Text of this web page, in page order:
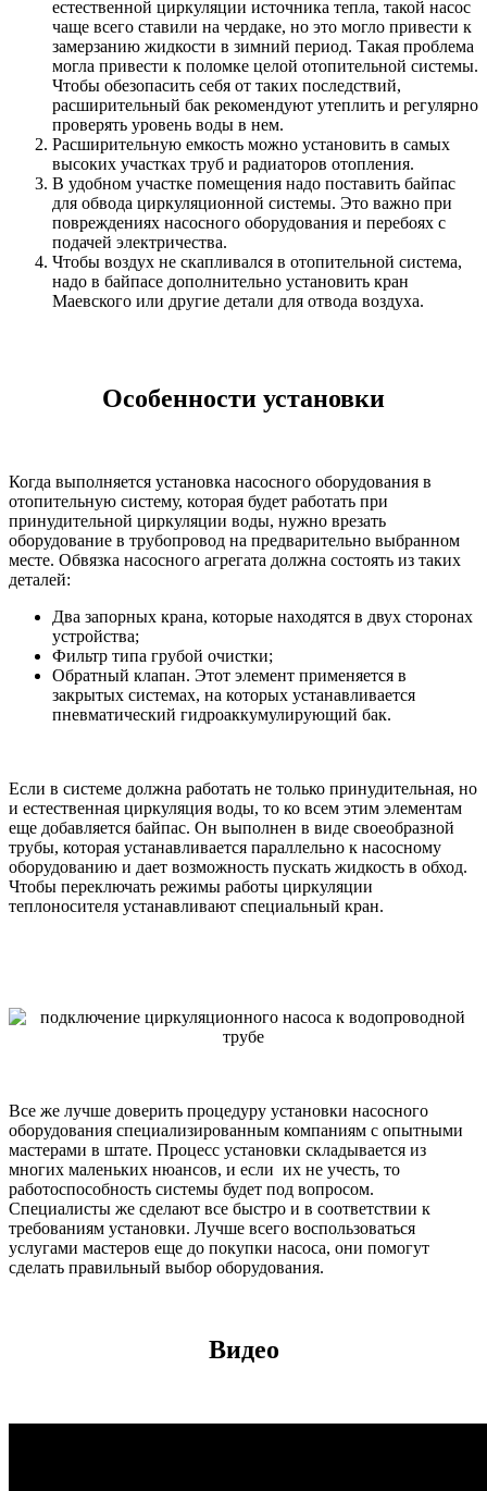
естественной циркуляции источника тепла, такой насос
чаще всего ставили на чердаке, но это могло привести к
замерзанию жидкости в зимний период. Такая проблема
могла привести к поломке целой отопительной системы.
Чтобы обезопасить себя от таких последствий,
расширительный бак рекомендуют утеплить и регулярно
проверять уровень воды в нем.
Расширительную емкость можно установить в самых
высоких участках труб и радиаторов отопления.
В удобном участке помещения надо поставить байпас
для обвода циркуляционной системы. Это важно при
повреждениях насосного оборудования и перебоях с
подачей электричества.
Чтобы воздух не скапливался в отопительной система,
надо в байпасе дополнительно установить кран
Маевского или другие детали для отвода воздуха.
Особенности установки
Когда выполняется установка насосного оборудования в
отопительную систему, которая будет работать при
принудительной циркуляции воды, нужно врезать
оборудование в трубопровод на предварительно выбранном
месте. Обвязка насосного агрегата должна состоять из таких
деталей:
Два запорных крана, которые находятся в двух сторонах
устройства;
Фильтр типа грубой очистки;
Обратный клапан. Этот элемент применяется в
закрытых системах, на которых устанавливается
пневматический гидроаккумулирующий бак.
Если в системе должна работать не только принудительная, но
и естественная циркуляция воды, то ко всем этим элементам
еще добавляется байпас. Он выполнен в виде своеобразной
трубы, которая устанавливается параллельно к насосному
оборудованию и дает возможность пускать жидкость в обход.
Чтобы переключать режимы работы циркуляции
теплоносителя устанавливают специальный кран.
Все же лучше доверить процедуру установки насосного
оборудования специализированным компаниям с опытными
мастерами в штате. Процесс установки складывается из
многих маленьких нюансов, и если их не учесть, то
работоспособность системы будет под вопросом.
Специалисты же сделают все быстро и в соответствии к
требованиям установки. Лучше всего воспользоваться
услугами мастеров еще до покупки насоса, они помогут
сделать правильный выбор оборудования.
Видео